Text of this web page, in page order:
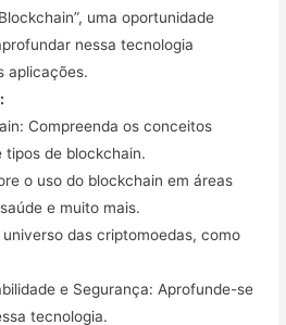
uma oportunidade
nessa tecnologia
aplicações.
Compreenda os conceitos
tipos de blockchain.
o uso do blockchain em áreas
e muito mais.
das criptomoedas, como
e Segurança: Aprofunde-se
tecnologia.